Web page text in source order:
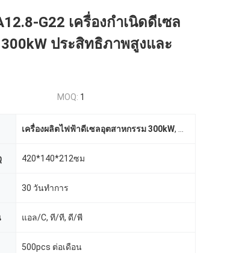
G22 เครื่องกําเนิดดีเซล
ประสิทธิภาพสูงและ
MOQ: 1
เครื่องผลิตไฟฟ้าดีเซลอุตสาหกรรม 300kW,
420*140*212ซม
30 วันทำการ
แอล/C, ที/ที, ดี/พี
500pcs ต่อเดือน